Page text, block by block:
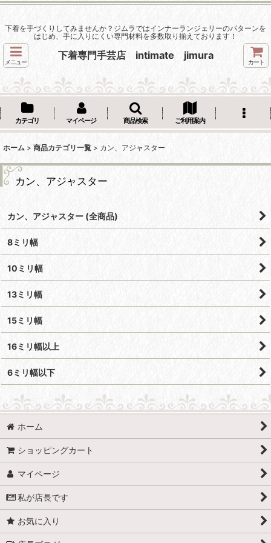
下着を手づくりしてみませんか？ジムラではインナーランジェリーのパターンを
はじめ、手に入りにくい専門材料を多数取り揃えております！
メニュー
下着専門手芸店 intimate jimura
カート
カテゴリ マイページ 商品検索 ご利用案内
ホーム > 商品カテゴリ一覧 > カン、アジャスター
カン、アジャスター
カン、アジャスター (全商品)
8ミリ幅
10ミリ幅
13ミリ幅
15ミリ幅
16ミリ幅以上
6ミリ幅以下
ホーム
ショッピングカート
マイページ
私が店長です
お気に入り